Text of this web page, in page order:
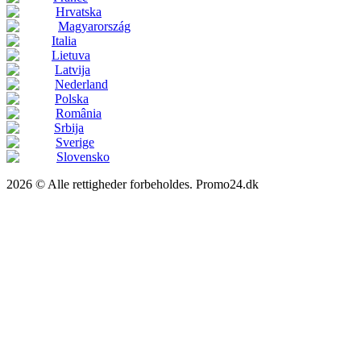
Hrvatska
Magyarország
Italia
Lietuva
Latvija
Nederland
Polska
România
Srbija
Sverige
Slovensko
2026 © Alle rettigheder forbeholdes. Promo24.dk